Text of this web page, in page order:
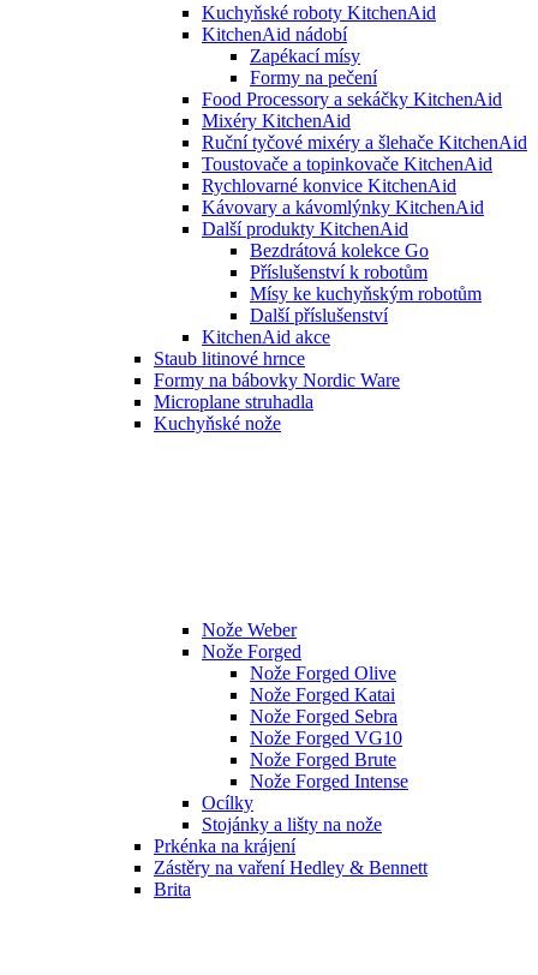
Kuchyňské roboty KitchenAid
KitchenAid nádobí
Zapékací mísy
Formy na pečení
Food Processory a sekáčky KitchenAid
Mixéry KitchenAid
Ruční tyčové mixéry a šlehače KitchenAid
Toustovače a topinkovače KitchenAid
Rychlovarné konvice KitchenAid
Kávovary a kávomlýnky KitchenAid
Další produkty KitchenAid
Bezdrátová kolekce Go
Příslušenství k robotům
Mísy ke kuchyňským robotům
Další příslušenství
KitchenAid akce
Staub litinové hrnce
Formy na bábovky Nordic Ware
Microplane struhadla
Kuchyňské nože
Nože Weber
Nože Forged
Nože Forged Olive
Nože Forged Katai
Nože Forged Sebra
Nože Forged VG10
Nože Forged Brute
Nože Forged Intense
Ocílky
Stojánky a lišty na nože
Prkénka na krájení
Zástěry na vaření Hedley & Bennett
Brita